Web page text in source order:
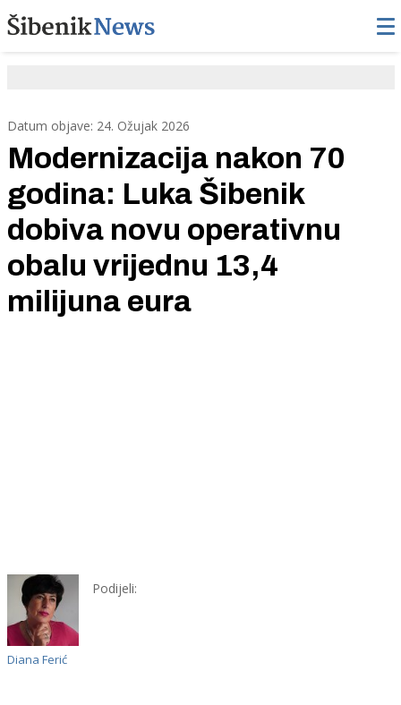
Datum objave: 24. Ožujak 2026
Modernizacija nakon 70
godina: Luka Šibenik
dobiva novu operativnu
obalu vrijednu 13,4
milijuna eura
Diana Ferić
Podijeli: